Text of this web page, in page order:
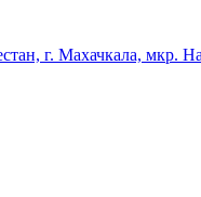
г. Махачкала, мкр.